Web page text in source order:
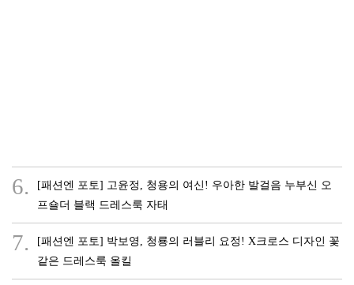
6.
[패션엔 포토] 고윤정, 청용의 여신! 우아한 발걸음 누부신 오
프숄더 블랙 드레스룩 자태
7.
[패션엔 포토] 박보영, 청룡의 러블리 요정! X크로스 디자인 꽃
같은 드레스룩 올킬